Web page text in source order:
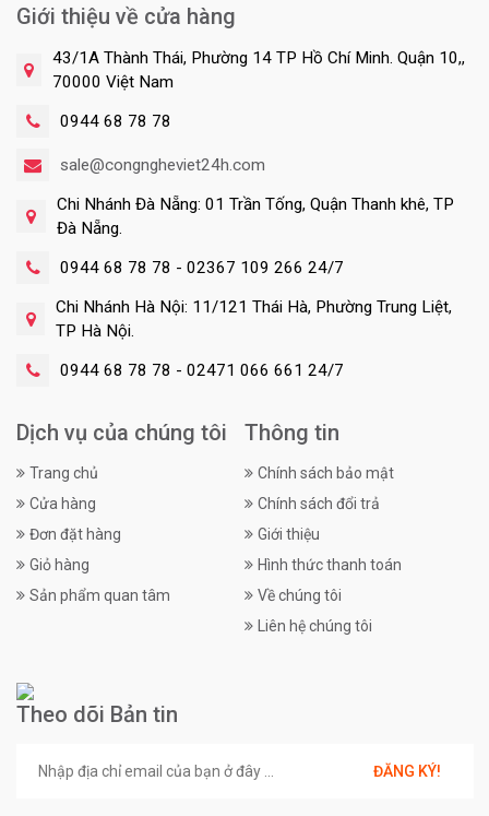
Giới thiệu về cửa hàng
43/1A Thành Thái, Phường 14 TP Hồ Chí Minh. Quận 10,,
70000 Việt Nam
0944 68 78 78
sale@congngheviet24h.com
Chi Nhánh Đà Nẵng: 01 Trần Tống, Quận Thanh khê, TP
Đà Nẵng.
0944 68 78 78 - 02367 109 266 24/7
Chi Nhánh Hà Nội: 11/121 Thái Hà, Phường Trung Liệt,
TP Hà Nội.
0944 68 78 78 - 02471 066 661 24/7
Dịch vụ của chúng tôi
Trang chủ
Cửa hàng
Đơn đặt hàng
Giỏ hàng
Sản phẩm quan tâm
Thông tin
Chính sách bảo mật
Chính sách đổi trả
Giới thiệu
Hình thức thanh toán
Về chúng tôi
Liên hệ chúng tôi
Theo dõi Bản tin
ĐĂNG KÝ!